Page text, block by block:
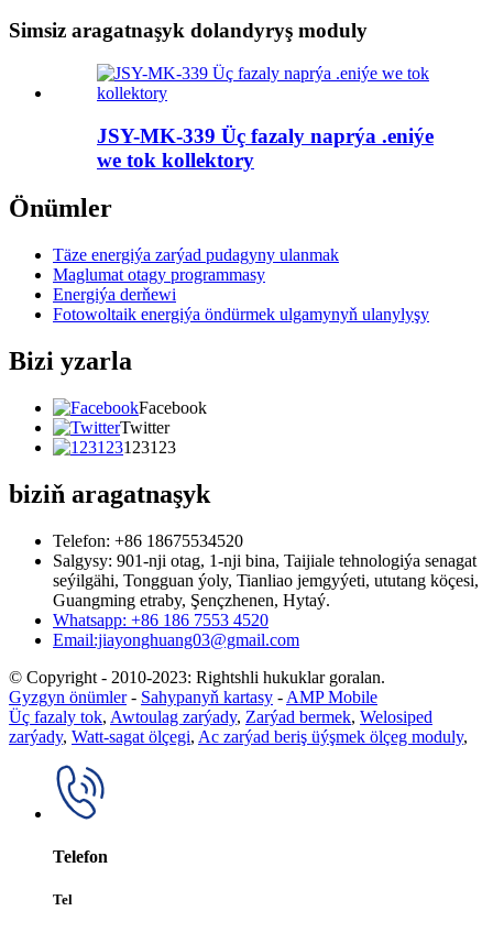
Simsiz aragatnaşyk dolandyryş moduly
JSY-MK-339 Üç fazaly naprýa .eniýe
we tok kollektory
Önümler
Täze energiýa zarýad pudagyny ulanmak
Maglumat otagy programmasy
Energiýa derňewi
Fotowoltaik energiýa öndürmek ulgamynyň ulanylyşy
Bizi yzarla
Facebook
Twitter
123123
biziň aragatnaşyk
Telefon: +86 18675534520
Salgysy: 901-nji otag, 1-nji bina, Taijiale tehnologiýa senagat
seýilgähi, Tongguan ýoly, Tianliao jemgyýeti, ututang köçesi,
Guangming etraby, Şençzhenen, Hytaý.
Whatsapp: +86 186 7553 4520
Email:jiayonghuang03@gmail.com
© Copyright - 2010-2023: Rightshli hukuklar goralan.
Gyzgyn önümler- Sahypanyň kartasy - AMP Mobile
Üç fazaly tok, Awtoulag zarýady, Zarýad bermek, Welosiped
zarýady, Watt-sagat ölçegi, Ac zarýad beriş üýşmek ölçeg moduly,
Telefon
Tel